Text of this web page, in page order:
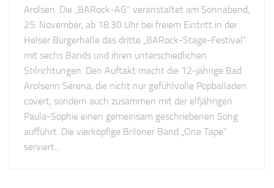
Arolsen. Die „BARock-AG“ veranstaltet am Sonnabend,
25. November, ab 18.30 Uhr bei freiem Eintritt in der
Helser Bürgerhalle das dritte „BARock-Stage-Festival“
mit sechs Bands und ihren unterschiedlichen
Stilrichtungen. Den Auftakt macht die 12-jährige Bad
Arolserin Serena, die nicht nur gefühlvolle Popballaden
covert, sondern auch zusammen mit der elfjährigen
Paula-Sophie einen gemeinsam geschriebenen Song
aufführt. Die vierköpfige Briloner Band „One Tape“
serviert...